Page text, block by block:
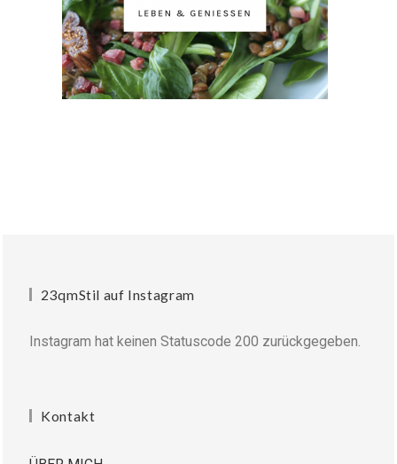
23qmStil auf Instagram
Instagram hat keinen Statuscode 200 zurückgegeben.
Kontakt